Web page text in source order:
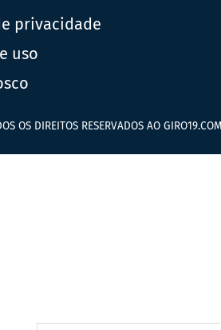
privacidade
uso
OS DIREITOS RESERVADOS AO